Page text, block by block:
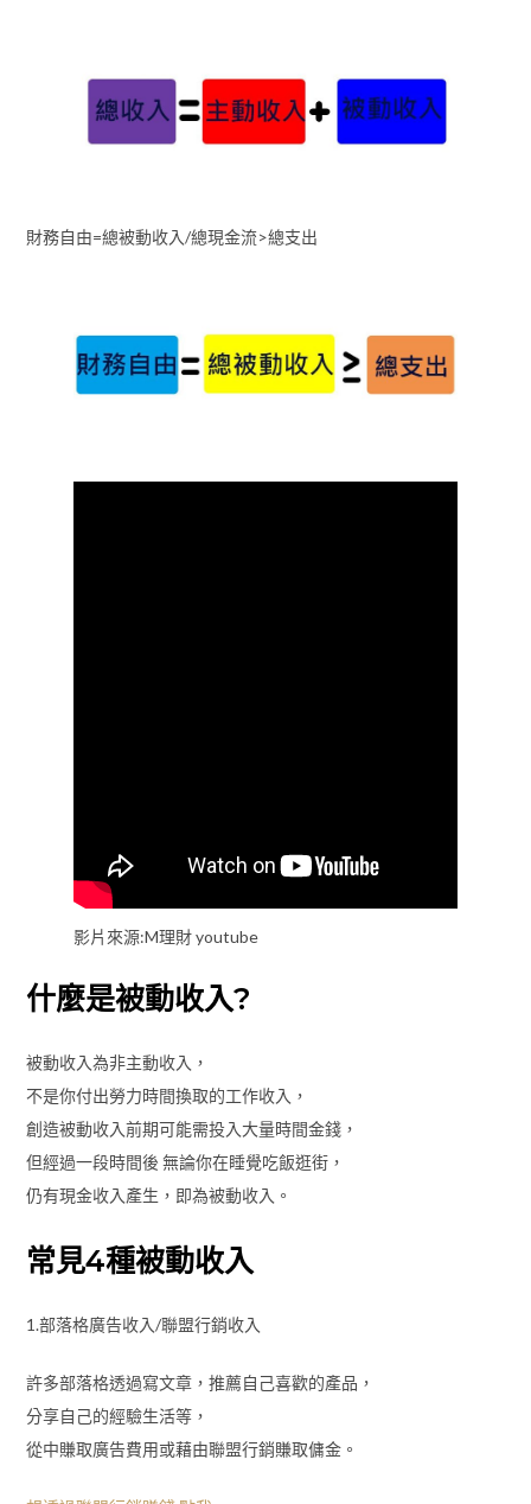
財務自由=總被動收入/總現金流>總支出
影片來源:M理財 youtube
什麼是被動收入?
被動收入為非主動收入，
不是你付出勞力時間換取的工作收入，
創造被動收入前期可能需投入大量時間金錢，
但經過一段時間後 無論你在睡覺吃飯逛街，
仍有現金收入產生，即為被動收入。
常見4種被動收入
1.部落格廣告收入/聯盟行銷收入
許多部落格透過寫文章，推薦自己喜歡的產品，
分享自己的經驗生活等，
從中賺取廣告費用或藉由聯盟行銷賺取傭金。